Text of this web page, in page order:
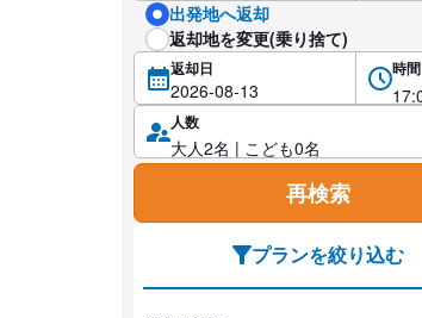
出発地へ返却
返却地を変更(乗り捨て)
返却日 時間
人数
再検索
プランを絞り込む